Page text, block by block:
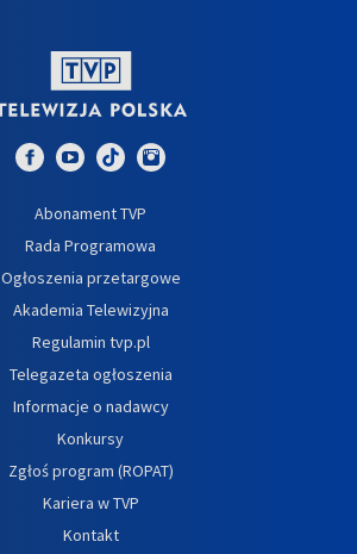
Abonament TVP
Rada Programowa
Ogłoszenia przetargowe
Akademia Telewizyjna
Regulamin tvp.pl
Telegazeta ogłoszenia
Informacje o nadawcy
Konkursy
Zgłoś program (ROPAT)
Kariera w TVP
Kontakt